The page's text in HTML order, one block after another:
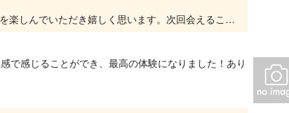
参加ありがとうございました。ご家族で川遊びを楽しんでいただき嬉しく思います。次回会えることを楽しみにしてます。
で感じることができ、最高の体験になりました！あり